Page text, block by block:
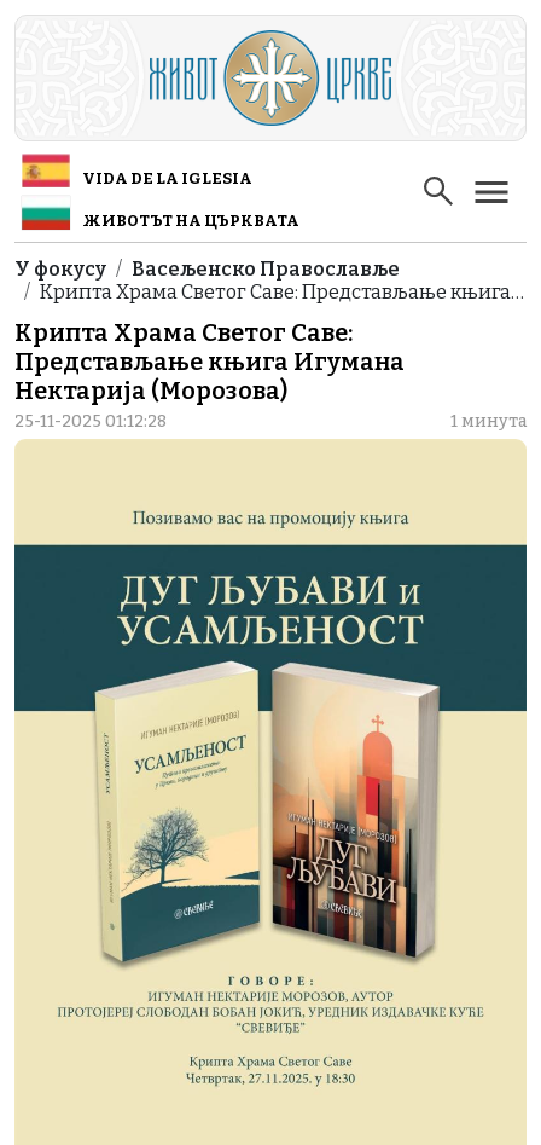
Skip to main content
VIDA DE LA IGLESIA
ЖИВОТЪТ НА ЦЪРКВАТА
Breadcrumb
У фокусу
Васељенско Православље
Крипта Храма Свeтог Саве: Представљање књига…
Крипта Храма Свeтог Саве:
Представљање књига Игумана
Нектарија (Морозова)
25-11-2025 01:12:28 1 минута